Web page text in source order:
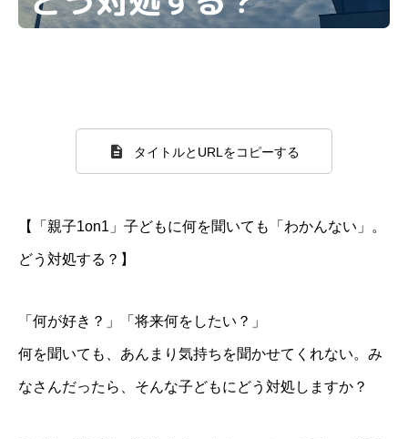
タイトルとURLをコピーする
【「親子1on1」子どもに何を聞いても「わかんない」。
どう対処する？】
「何が好き？」「将来何をしたい？」
何を聞いても、あんまり気持ちを聞かせてくれない。み
なさんだったら、そんな子どもにどう対処しますか？